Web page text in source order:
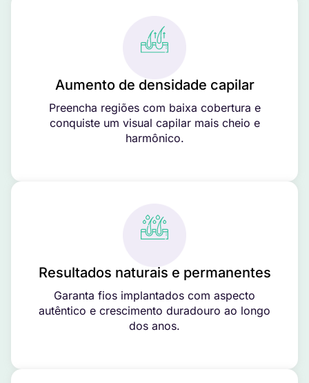
Aumento de densidade capilar
Preencha regiões com baixa cobertura e
conquiste um visual capilar mais cheio e
harmônico.
Resultados naturais e permanentes
Garanta fios implantados com aspecto
autêntico e crescimento duradouro ao longo
dos anos.